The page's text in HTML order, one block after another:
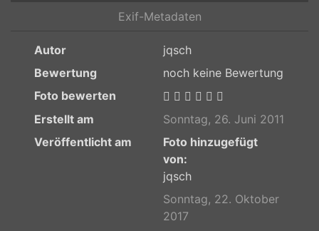
Exif-Metadaten
Autor
jqsch
Bewertung
noch keine Bewertung
Foto bewerten
Erstellt am
Sonntag, 26. Juni 2011
Veröffentlicht am
Foto hinzugefügt
von:
jqsch
Sonntag, 22. Oktober
2017